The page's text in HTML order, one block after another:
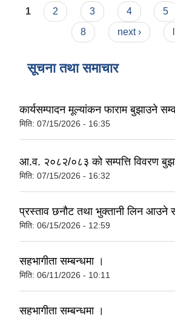
Pages
1 2 3 4 5
8
next ›
सूचना तथा समाचार
कार्यसम्पादन मूल्यांकन फाराम बुझाउने
मिति: 07/15/2026 - 16:35
आ.व. २०८२/०८३ को सम्पत्ति विवरण
मिति: 07/15/2026 - 16:32
प्रस्ताव छनौट तथा भुक्तानी लिन आउने
मिति: 06/15/2026 - 12:59
सहभागीता सम्बन्धमा ।
मिति: 06/11/2026 - 10:11
सहभागीता सम्बन्धमा ।